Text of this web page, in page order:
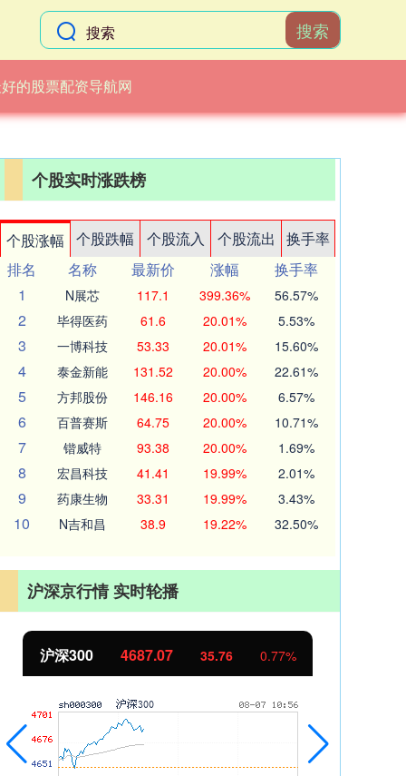
搜索
的股票配资导航网
个股实时涨跌榜
个股涨幅 个股跌幅 个股流入 个股流出
换手率
排名
名称 最新价 涨幅
换手率
1
N展芯 117.1 399.36% 56.57%
2 毕得医药 61.6 20.01% 5.53%
3 一博科技 53.33 20.01% 15.60%
4 泰金新能 131.52 20.00% 22.61%
5 方邦股份 146.16 20.00% 6.57%
6 百普赛斯 64.75 20.00% 10.71%
7 锴威特 93.38 20.00% 1.69%
8 宏昌科技 41.41 19.99% 2.01%
9 药康生物 33.31 19.99% 3.43%
10 N吉和昌 38.9 19.22% 32.50%
沪深京行情 实时轮播
北证50 1122.74 -0.14 -0.01%